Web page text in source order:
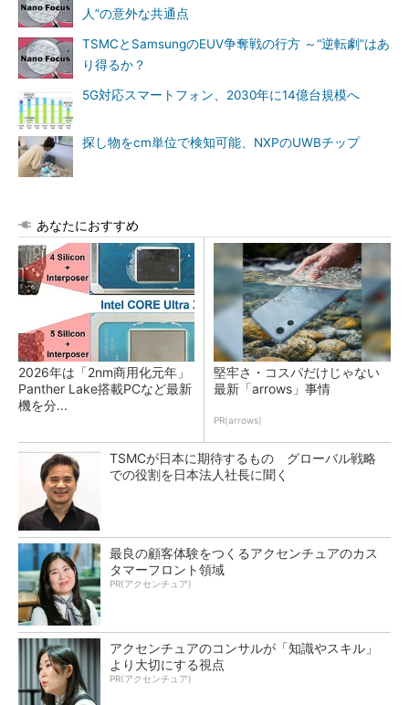
人”の意外な共通点
TSMCとSamsungのEUV争奪戦の行方 ～“逆転劇”はあ
り得るか？
5G対応スマートフォン、2030年に14億台規模へ
探し物をcm単位で検知可能、NXPのUWBチップ
あなたにおすすめ
2026年は「2nm商用化元年」
Panther Lake搭載PCなど最新
機を分...
堅牢さ・コスパだけじゃない
最新「arrows」事情
PR(arrows)
TSMCが日本に期待するもの グローバル戦略
での役割を日本法人社長に聞く
最良の顧客体験をつくるアクセンチュアのカス
タマーフロント領域
PR(アクセンチュア)
アクセンチュアのコンサルが「知識やスキル」
より大切にする視点
PR(アクセンチュア)